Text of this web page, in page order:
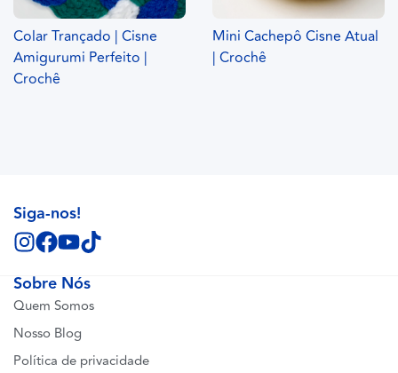
Colar Trançado | Cisne
Amigurumi Perfeito |
Crochê
Mini Cachepô Cisne Atual
| Crochê
Sobre Nós
Quem Somos
Nosso Blog
Política de privacidade
Siga-nos!